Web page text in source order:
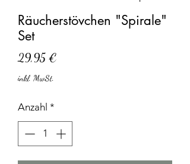
Räucherstövchen "Spirale"
Set
29,95 €
inkl. MwSt.
Anzahl *